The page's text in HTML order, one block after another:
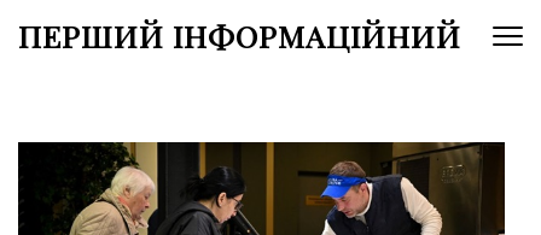
доПЕРШИЙ ІНФОРМАЦІЙНИЙ